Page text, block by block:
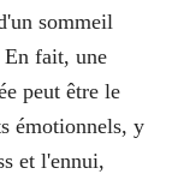
sommeil
En fait, une
peut être le
émotionnels, y
et l'ennui,